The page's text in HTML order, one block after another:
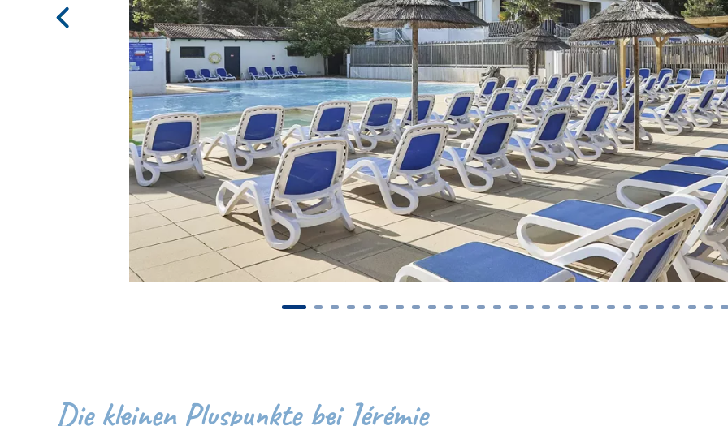
Die kleinen Pluspunkte bei Jérémie